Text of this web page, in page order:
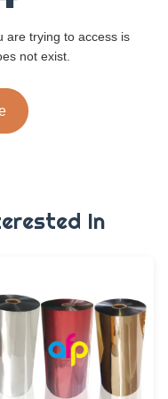
are trying to access is
not exist.
In